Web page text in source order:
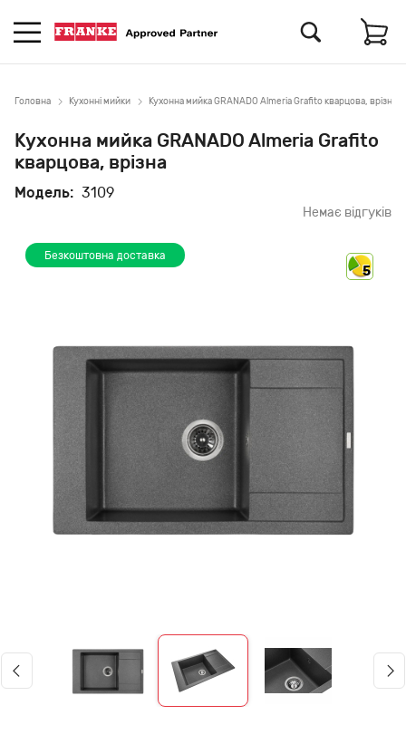
Головна Кухонні мийки Кухонна мийка GRANADO Almeria Grafito кварцова, врізна
Кухонна мийка GRANADO Almeria Grafito
кварцова, врізна
Модель: 3109
Немає відгуків
Безкоштовна доставка
5